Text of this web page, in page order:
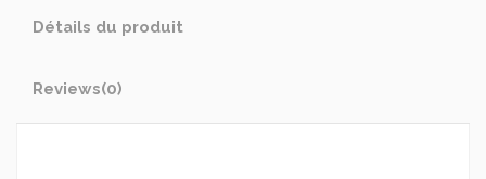
Détails du produit
Reviews(0)